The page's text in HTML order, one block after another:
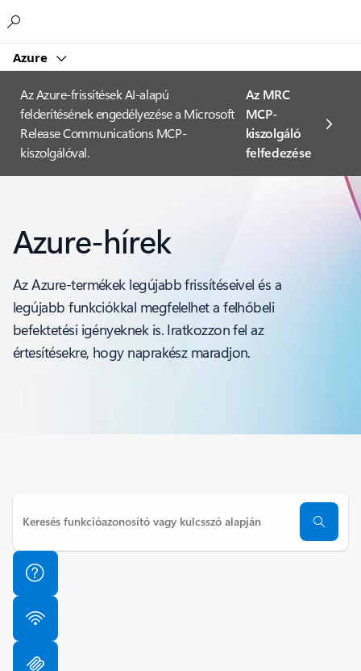
Azure
Az Azure-frissítések AI-alapú
felderítésének engedélyezése a Microsoft
Release Communications MCP-
kiszolgálóval.
Az MRC
MCP-
kiszolgáló
felfedezése
Azure-hírek
Az Azure-termékek legújabb frissítéseivel és a
legújabb funkciókkal megfelelhet a felhőbeli
befektetési igényeknek is. Iratkozzon fel az
értesítésekre, hogy naprakész maradjon.